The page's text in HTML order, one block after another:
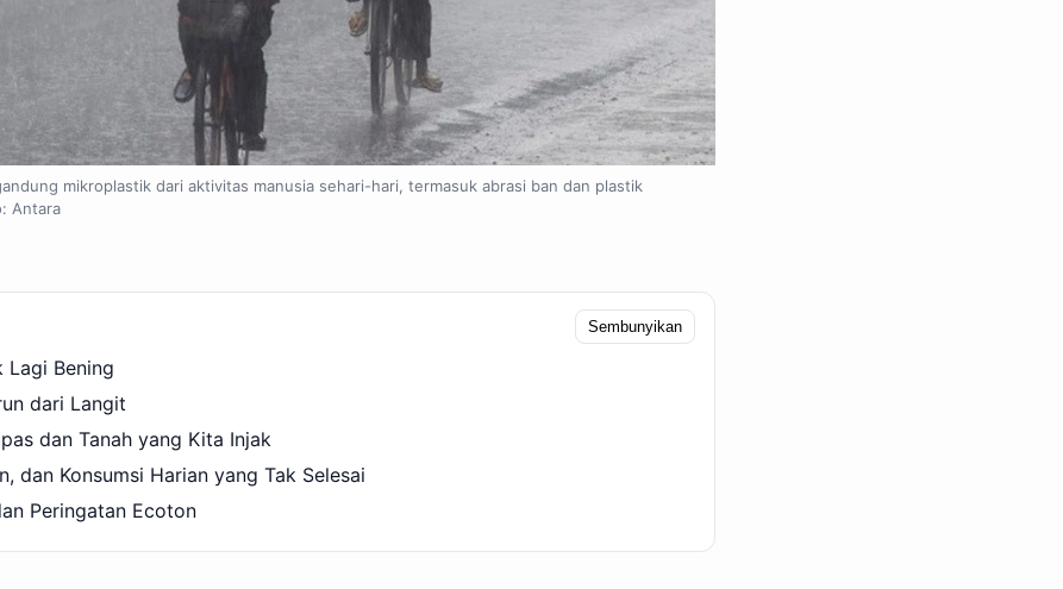
mikroplastik dari aktivitas manusia sehari-hari, termasuk abrasi ban dan plastik
Antara
Sembunyikan
Lagi Bening
dari Langit
dan Tanah yang Kita Injak
dan Konsumsi Harian yang Tak Selesai
Peringatan Ecoton